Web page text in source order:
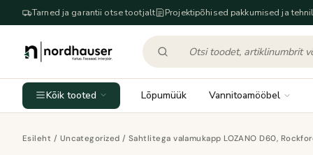
Tarned ja garantii otse tootjalt Projektipõhised pakkumised ja
Kõik tooted Lõpumüük Vannitoamööbel
Esileht / Uncategorized / Sahtlitega valamukapp LOZANO D60,